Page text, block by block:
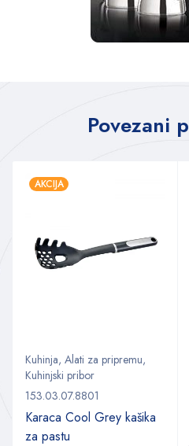
Povezani
AKCIJA
Kuhinja, Alati za pripremu,
Kuhinjski pribor
153.03.07.8801
Karaca Cool Grey kašika
za pastu